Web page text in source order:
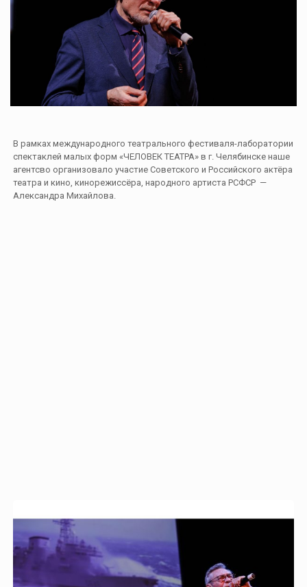
В рамках международного театрального фестиваля-лаборатории
спектаклей малых форм «ЧЕЛОВЕК ТЕАТРА» в г. Челябинске наше
агентсво организовало участие Советского и Российского актёра
театра и кино, кинорежиссёра, народного артиста РСФСР —
Александра Михайлова.